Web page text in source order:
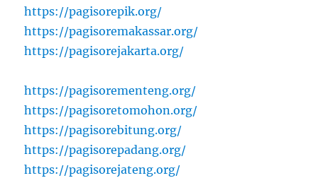
https://pagisorepik.org/
https://pagisoremakassar.org/
https://pagisorejakarta.org/
https://pagisorementeng.org/
https://pagisoretomohon.org/
https://pagisorebitung.org/
https://pagisorepadang.org/
https://pagisorejateng.org/